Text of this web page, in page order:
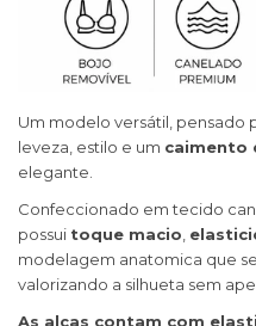
Um modelo versátil, pensado
leveza, estilo e um caimento
elegante.
Confeccionado em tecido
possui toque macio
modelagem anatomica que
valorizando a silhueta sem
As alças contam com